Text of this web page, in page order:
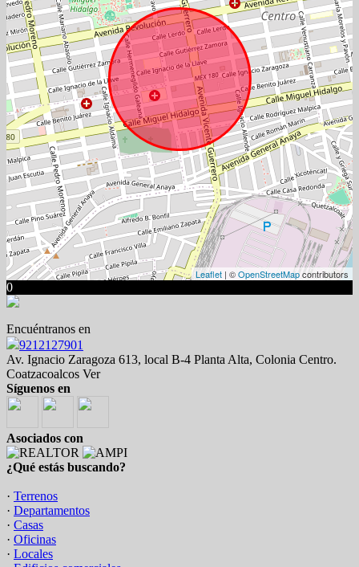
Leaflet | ©OpenStreetMapcontributors
0
Encuéntranos en
9212127901
Av. Ignacio Zaragoza 613, local B-4 Planta Alta, Colonia Centro.
Coatzacoalcos Ver
Síguenos en
Asociados con
¿Qué estás buscando?
· Terrenos
· Departamentos
· Casas
· Oficinas
· Locales